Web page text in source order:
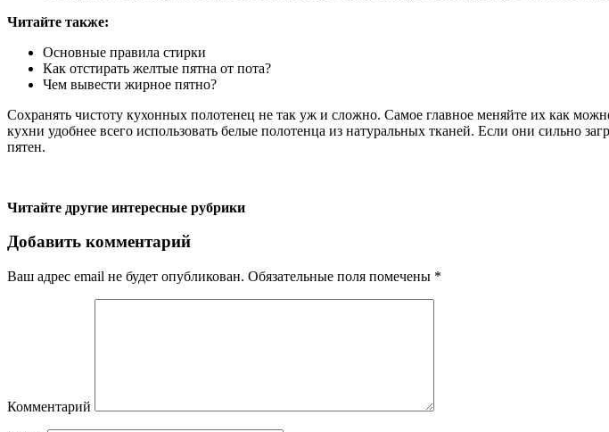
Читайте также:
Основные правила стирки
Как отстирать желтые пятна от пота?
Чем вывести жирное пятно?
Сохранять чистоту кухонных полотенец не так уж и сложно. Самое главное меняйте их как
кухни удобнее всего использовать белые полотенца из натуральных тканей. Если они сильно
пятен.
Читайте другие интересные рубрики
Добавить комментарий
Ваш адрес email не будет опубликован. Обязательные поля помечены *
Комментарий